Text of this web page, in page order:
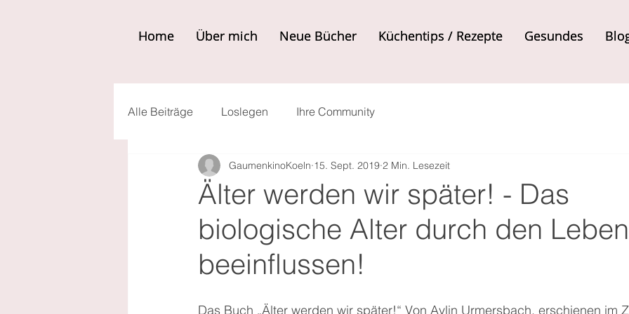
Home Über mich Neue Bücher Küchentips / Rezepte Gesundes
Home Über mich Neue Bücher Küchentips / Rezepte Gesundes
Alle Beiträge Loslegen Ihre Community
Älter werden wir später! - Das
biologische Alter durch den
beeinflussen!
GaumenkinoKoeln 15. Sept. 2019 2 Min. Lesezeit
Das Buch „Älter werden wir später!“ Von Aylin Urmersbach, erschienen im